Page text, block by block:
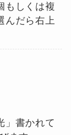
もしくは複
んだら右上
」書かれて